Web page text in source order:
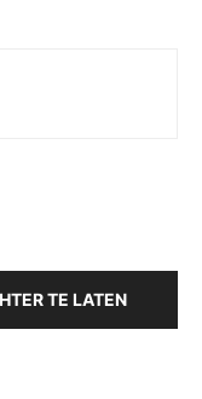
TE LATEN